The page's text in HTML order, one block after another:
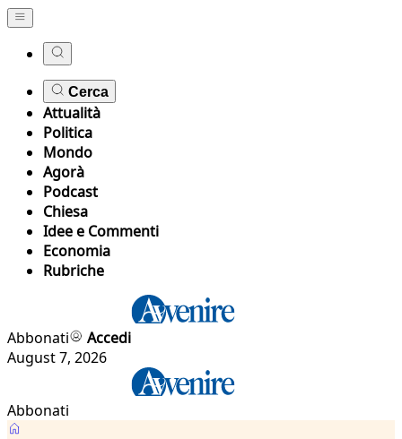
Cerca
Attualità
Politica
Mondo
Agorà
Podcast
Chiesa
Idee e Commenti
Economia
Rubriche
Abbonati
Accedi
August 7, 2026
Abbonati